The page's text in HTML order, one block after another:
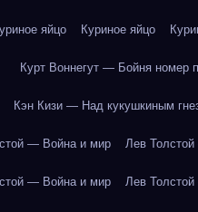
яйцо Куриное яйцо
Курт Воннегут — Бойня номер
Кэн Кизи — Над кукушкиным
— Война и мир Лев
— Война и мир Лев